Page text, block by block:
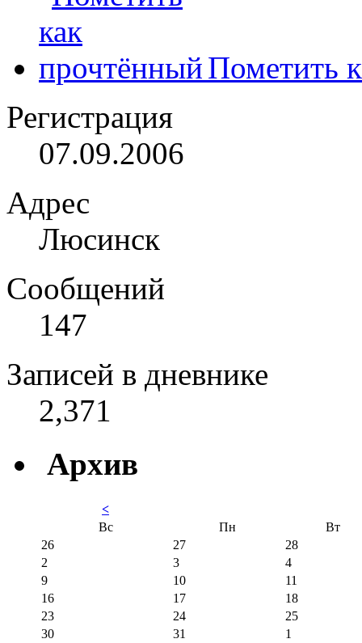
Пометить
Регистрация
07.09.2006
Адрес
Люсинск
Сообщений
147
Записей в дневнике
2,371
Архив
<
Вс
Пн
Вт
26
27
28
2
3
4
9
10
11
16
17
18
23
24
25
30
31 1